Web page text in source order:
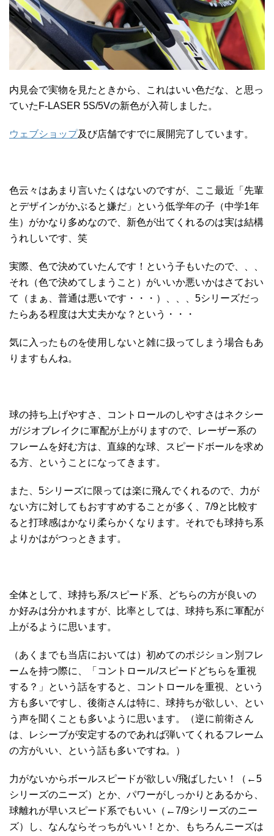
内見会で実物を見たときから、これはいい色だな、と思っ
ていたF-LASER 5S/5Vの新色が入荷しました。
ウェブショップ及び店舗ですでに展開完了しています。
色云々はあまり言いたくはないのですが、ここ最近「先輩
とデザインがかぶると嫌だ」という低学年の子（中学1年
生）がかなり多めなので、新色が出てくれるのは実は結構
うれしいです、笑
実際、色で決めていたんです！という子もいたので、、、
それ（色で決めてしまうこと）がいいか悪いかはさておい
て（まぁ、普通は悪いです・・・）、、、5シリーズだっ
たらある程度は大丈夫かな？という・・・
気に入ったものを使用しないと雑に扱ってしまう場合もあ
りますもんね。
球の持ち上げやすさ、コントロールのしやすさはネクシー
ガ/ジオブレイクに軍配が上がりますので、レーザー系の
フレームを好む方は、直線的な球、スピードボールを求め
る方、ということになってきます。
また、5シリーズに限っては楽に飛んでくれるので、力が
ない方に対してもおすすめすることが多く、7/9と比較す
ると打球感はかなり柔らかくなります。それでも球持ち系
よりかはがつっときます。
全体として、球持ち系/スピード系、どちらの方が良いの
か好みは分かれますが、比率としては、球持ち系に軍配が
上がるように思います。
（あくまでも当店においては）初めてのポジション別フレ
ームを持つ際に、「コントロール/スピードどちらを重視
する？」という話をすると、コントロールを重視、という
方も多いですし、後衛さんは特に、球持ちが欲しい、とい
う声を聞くことも多いように思います。（逆に前衛さん
は、レシーブが安定するのであれば弾いてくれるフレーム
の方がいい、という話も多いですね。）
力がないからボールスピードが欲しい/飛ばしたい！（←5
シリーズのニーズ）とか、パワーがしっかりとあるから、
球離れが早いスピード系でもいい（←7/9シリーズのニー
ズ）し、なんならそっちがいい！とか、もちろんニーズは